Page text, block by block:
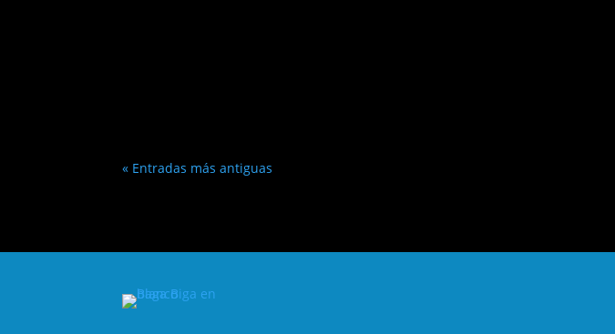
« Entradas más antiguas